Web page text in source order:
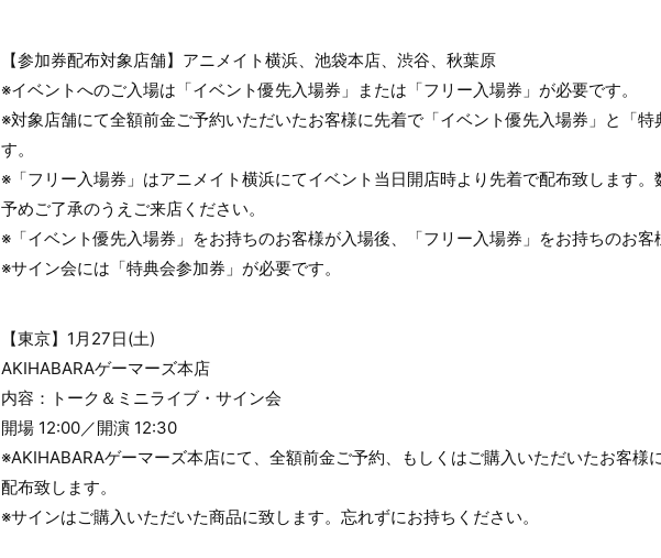
【参加券配布対象店舗】アニメイト横浜、池袋本店、渋谷、秋葉原
※イベントへのご入場は「イベント優先入場券」または「フリー入場券」が必要です。
※対象店舗にて全額前金ご予約いただいたお客様に先着で「イベント優先入場券」と「特
す。
※「フリー入場券」はアニメイト横浜にてイベント当日開店時より先着で配布致します。
予めご了承のうえご来店ください。
※「イベント優先入場券」をお持ちのお客様が入場後、「フリー入場券」をお持ちのお客
※サイン会には「特典会参加券」が必要です。
【東京】1月27日(土)
AKIHABARAゲーマーズ本店
内容：トーク＆ミニライブ・サイン会
開場 12:00／開演 12:30
※AKIHABARAゲーマーズ本店にて、全額前金ご予約、もしくはご購入いただいたお客様
配布致します。
※サインはご購入いただいた商品に致します。忘れずにお持ちください。